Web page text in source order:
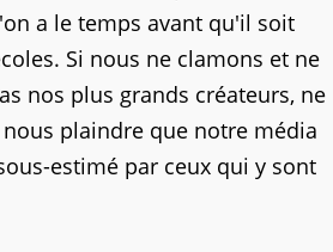
a le temps avant qu'il soit
Si nous ne clamons et ne
nos plus grands créateurs, ne
plaindre que notre média
estimé par ceux qui y sont